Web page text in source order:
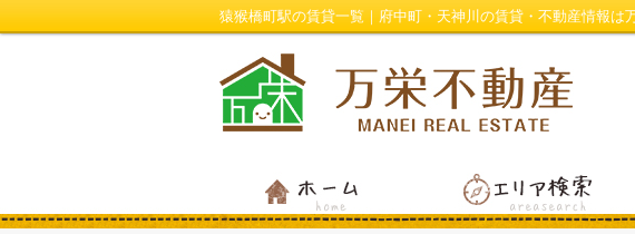
猿猴橋町駅の賃貸一覧｜府中町・天神川の賃貸・不動産情報は